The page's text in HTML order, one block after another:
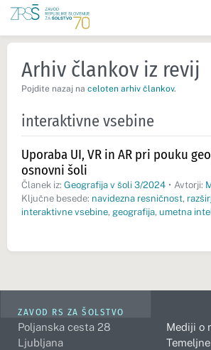
Arhiv člankov iz revij
Pojdite nazaj na celoten arhiv člankov.
interaktivne vsebine
Uporaba UI, VR in AR pri pouku
osnovni šoli
Članek iz: Geografija v šoli 3/2024 • Avtorji:
Ključne besede: navidezna resničnost,
interaktivne vsebine, geografija, umetna
ZAVOD RS ZA ŠOLSTVO
Poljanska cesta 28
Ljubljana
Mediji o